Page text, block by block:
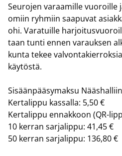
Seu­ro­jen va­raa­mil­le vuo­roil­le
omiin ryh­miin saa­pu­vat
ohi. Va­ra­tuil­le
taan tunti ennen va­rauk­sen
kun­ta tekee
käy­tös­tä.
Si­sään­pää­sy­mak­su
Ker­ta­lip­pu kas­sal­la: 5,50 €
Ker­ta­lip­pu en­nak­koon (QR-​
10 ker­ran sar­ja­lip­pu: 41,45 €
50 ker­ran sar­ja­lip­pu: 136,80 €